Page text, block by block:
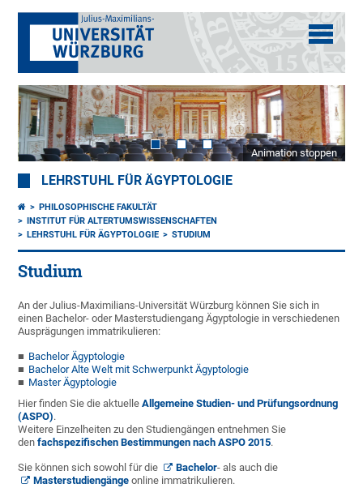
Animation stoppen
LEHRSTUHL FÜR ÄGYPTOLOGIE
PHILOSOPHISCHE FAKULTÄT
INSTITUT FÜR ALTERTUMSWISSENSCHAFTEN
LEHRSTUHL FÜR ÄGYPTOLOGIE
STUDIUM
Studium
An der Julius-Maximilians-Universität Würzburg können Sie sich in
einen Bachelor- oder Masterstudiengang Ägyptologie in verschiedenen
Ausprägungen immatrikulieren:
Bachelor Ägyptologie
Bachelor Alte Welt mit Schwerpunkt Ägyptologie
Master Ägyptologie
Hier finden Sie die aktuelleAllgemeine Studien- und Prüfungsordnung
(ASPO).
Weitere Einzelheiten zu den Studiengängen entnehmen Sie
denfachspezifischen Bestimmungen nach ASPO 2015.
Sie können sich sowohl für die Bachelor- als auch die
Masterstudiengänge online immatrikulieren.